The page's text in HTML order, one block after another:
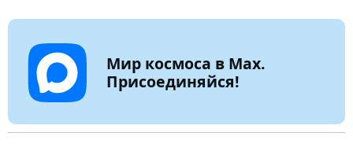
Мир космоса в Max.
Присоединяйся!